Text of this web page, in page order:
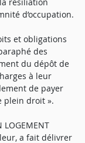
d’occupation.
et obligations
des
du dépôt de
à leur
de payer
plein droit ».
a fait délivrer